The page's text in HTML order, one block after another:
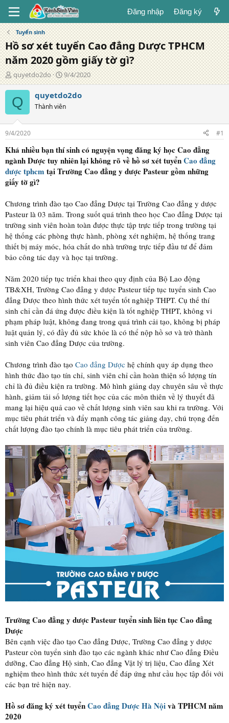
Đăng nhập Đăng ký
Tuyển sinh
Hồ sơ xét tuyển Cao đẳng Dược TPHCM
năm 2020 gồm giấy tờ gì?
T
á
c
g
ả
quyetdo2do
N
g
à
đ
g
9/4/2020
Q quyetdo2do
Thành viên
9/4/2020 #1
Khá nhiều bạn thí sinh có nguyện vọng đăng ký học Cao đẳng
ngành Dược tuy nhiên lại không rõ về hồ sơ xét tuyểnCao đẳng
dược tphcm tại Trường Cao đẳng y dược Pasteur gồm những
giấy tờ gì?
Chương trình đào tạo Cao đẳng Dược tại Trường Cao đẳng y dược
Pasteur là 03 năm. Trong suốt quá trình theo học Cao đẳng Dược tại
trường sinh viên hoàn toàn được thực tập trực tiếp trong trường tại
hệ thống các phòng thực hành, phòng xét nghiệm, hệ thống trang
thiết bị máy móc, hóa chất do nhà trường trực tiếp đầu tư để đảm
bảo công tác dạy và học tại trường.
Năm 2020 tiếp tục triển khai theo quy định của Bộ Lao động
TB&XH, Trường Cao đẳng y dược Pasteur tiếp tục tuyển sinh Cao
đẳng Dược theo hình thức xét tuyển tốt nghiệp THPT. Cụ thế thí
sinh chỉ cần đá ứng được điều kiện là tốt nghiệp THPT, không vi
phạm pháp luật, không đang trong quá trình cải tạo, không bị pháp
luật quản lý, có đầy đủ sức khỏe là có thể nộp hồ sơ và trở thành
sinh viên Cao đẳng Dược của trường.
Chương trình đào tạo Cao đẳng Dược hệ chính quy áp dụng theo
hình thức đào tạo tín chỉ, sinh viên chỉ cần hoàn thiện số lượng tín
chỉ là đủ điều kiện ra trường. Mô hình giảng dạy chuyên sâu về thực
hành, giảm tải số lượng tiết học của các môn thiên về lý thuyết đã
mang lại hiệu quả cao về chất lượng sinh viên sau khi ra trường. Với
mục tiêu phát triển và đẩy mạnh công tác giảng dạy, chú trọng đến
chất lượng đào tạo chính là mục tiêu phát triển của trường.
Trường Cao đẳng y dược Pasteur tuyển sinh liên tục Cao đẳng
Dược
Bên cạnh việc đào tạo Cao đẳng Dược, Trường Cao đẳng y dược
Pasteur còn tuyển sinh đào tạo các ngành khác như Cao đẳng Điều
dưỡng, Cao đẳng Hộ sinh, Cao đẳng Vật lý trị liệu, Cao đẳng Xét
nghiệm theo hình thức xét tuyển để đáp ứng như cầu học tập đối với
các bạn trẻ hiện nay.
Hồ sơ đăng ký xét tuyểnCao đẳng Dược Hà Nộivà TPHCM năm
2020